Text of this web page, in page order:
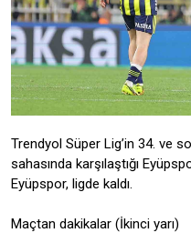
Trendyol Süper Lig’in 34. ve
sahasında karşılaştığı
Eyüpspor, ligde kaldı.
Maçtan dakikalar (İkinci yarı)